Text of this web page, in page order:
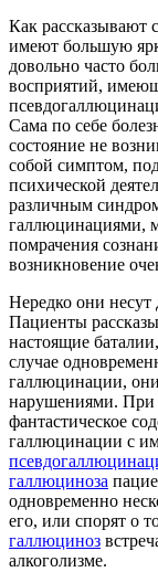
Как рассказывают
имеют большую
довольно часто
восприятий,
Сама по себе
состояние не
собой симптом,
психической
различным
галлюцинациями,
помрачения
возникновение
Нередко они несут
Пациенты
настоящие
случае
галлюцинации,
нарушениями. При
фантастическое
галлюцинации с
галлюциноза
одновременно
его, или спорят о
галлюциноз
алкоголизме.